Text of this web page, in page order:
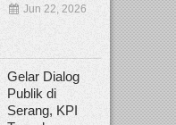
Jun 22, 2026
Gelar Dialog
Publik di
Serang, KPI